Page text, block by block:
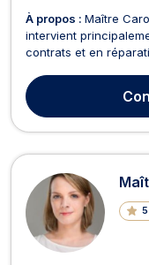
À propos : Maître
intervient
contrats et en
civile comme le
nom, le PACS ou tout
5